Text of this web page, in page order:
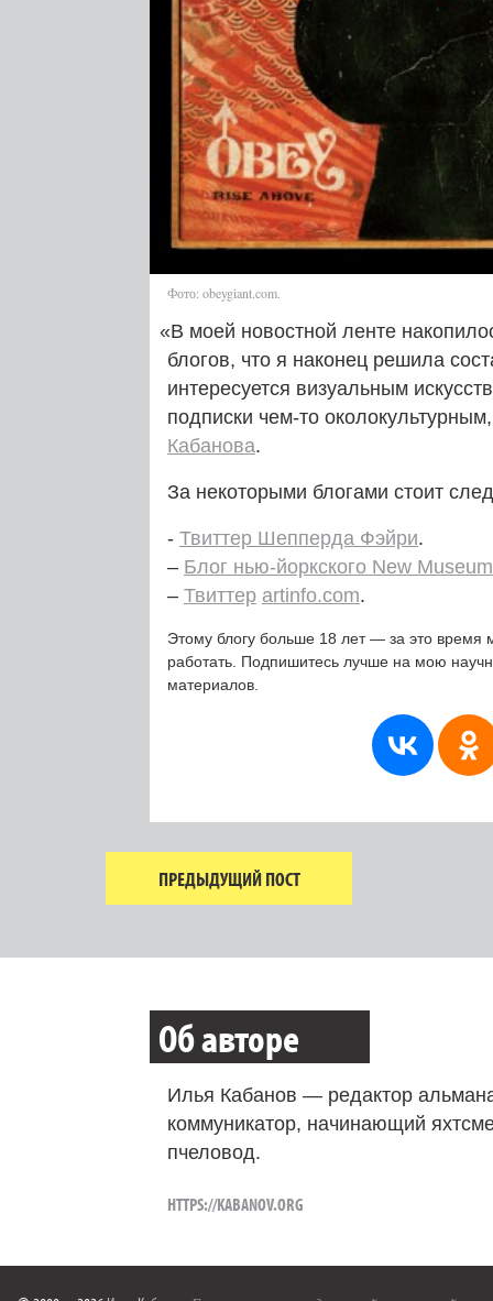
Фото: obeygiant.com.
«В моей новостной ленте
блогов, что я наконец решила
интересуется визуальным
подписки чем-то
Кабанова.
За некоторыми блогами стоит
- Твиттер Шепперда Фэйри.
– Блог нью-йоркского New Museum
– Твиттер artinfo.com.
Этому блогу больше 18 лет — за это время
работать. Подпишитесь лучше на мою
материалов.
ПРЕДЫДУЩИЙ ПОСТ
Об авторе
Илья Кабанов — редактор
коммуникатор, начинающий
пчеловод.
HTTPS://KABANOV.ORG